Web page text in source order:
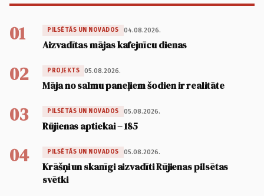
01 PILSĒTĀS UN NOVADOS 04.08.2026.
Aizvadītas mājas kafejnīcu dienas
02 PROJEKTS 05.08.2026.
Māja no salmu paneļiem šodien ir realitāte
03 PILSĒTĀS UN NOVADOS 05.08.2026.
Rūjienas aptiekai – 185
04 PILSĒTĀS UN NOVADOS 05.08.2026.
Krāšņi un skanīgi aizvadīti Rūjienas pilsētas
svētki